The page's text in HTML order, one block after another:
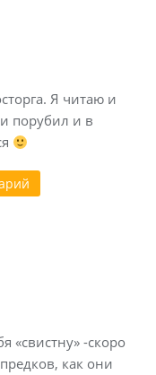
Я читаю и
порубил и в
«свистну» -скоро
как они